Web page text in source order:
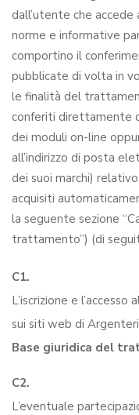
dall’utente che
norme e informative
comportino il
pubblicate di volta in
le finalità del
conferiti direttamente
dei moduli on-line
all’indirizzo di posta
dei suoi marchi)
acquisiti
la seguente sezione
trattamento”) (di
C1.
L’iscrizione e
sui siti web di
Base giuridica del
C2.
L’eventuale